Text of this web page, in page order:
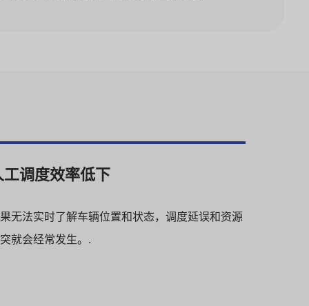
工调度效率低下
无法实时了解车辆位置和状态，调度延误和资源
就会经常发生。.